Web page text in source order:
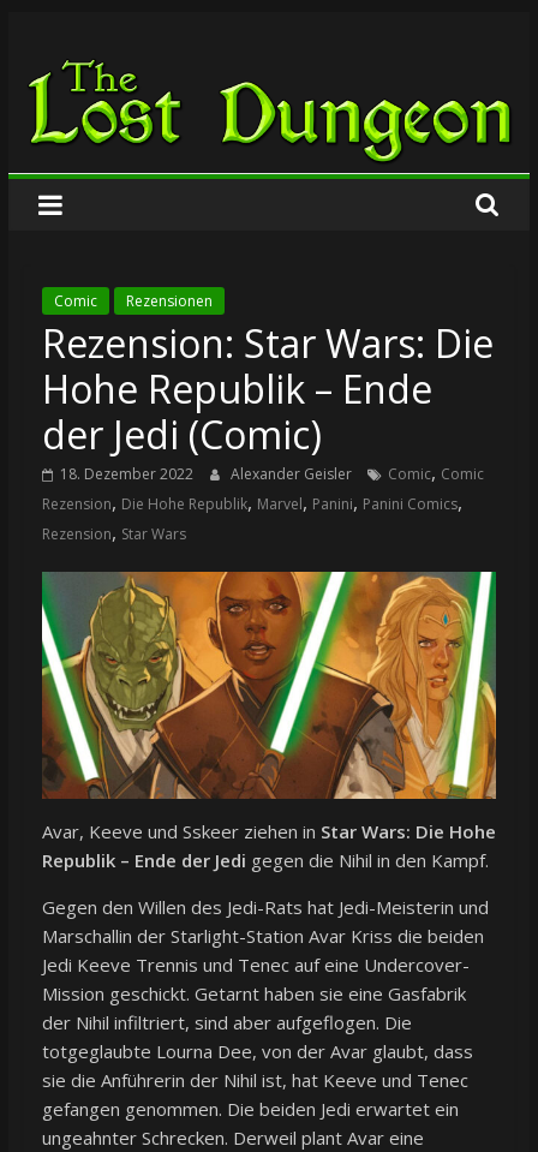
springen
The
Lost
Dungeon
Comic Rezensionen
Rezension: Star Wars: Die
Hohe Republik – Ende
der Jedi (Comic)
18. Dezember 2022 Alexander Geisler Comic, Comic
Rezension, Die Hohe Republik, Marvel, Panini, Panini Comics,
Rezension, Star Wars
Avar, Keeve und Sskeer ziehen in Star Wars: Die Hohe
Republik – Ende der Jedi gegen die Nihil in den Kampf.
Gegen den Willen des Jedi-Rats hat Jedi-Meisterin und
Marschallin der Starlight-Station Avar Kriss die beiden
Jedi Keeve Trennis und Tenec auf eine Undercover-
Mission geschickt. Getarnt haben sie eine Gasfabrik
der Nihil infiltriert, sind aber aufgeflogen. Die
totgeglaubte Lourna Dee, von der Avar glaubt, dass
sie die Anführerin der Nihil ist, hat Keeve und Tenec
gefangen genommen. Die beiden Jedi erwartet ein
ungeahnter Schrecken. Derweil plant Avar eine